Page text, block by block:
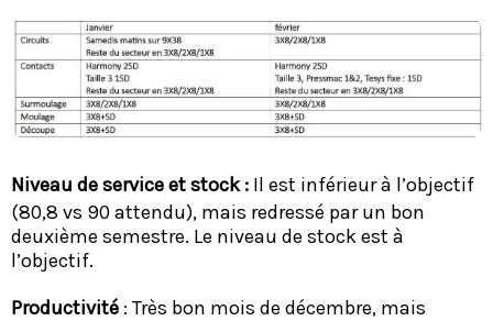
Niveau de service et stock : Il est inférieur à l’objectif
(80,8 vs 90 attendu), mais redressé par un bon
deuxième semestre. Le niveau de stock est à
l’objectif.
Productivité : Très bon mois de décembre, mais